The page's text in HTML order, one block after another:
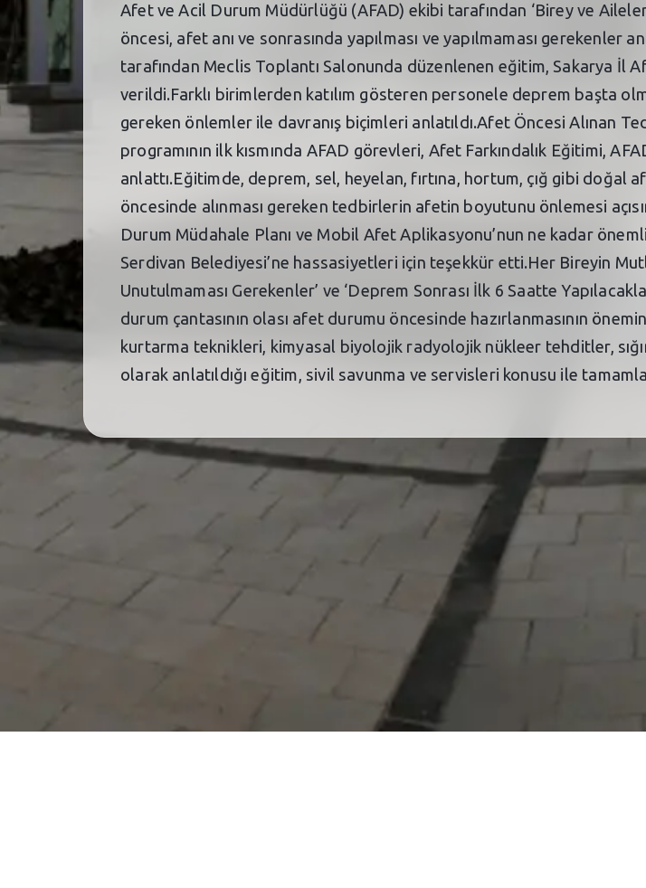
Afet ve Acil Durum Müdürlüğü (AFAD) ekibi tarafından ‘Birey ve
öncesi, afet anı ve sonrasında yapılması ve yapılmaması gerekenler
tarafından Meclis Toplantı Salonunda düzenlenen eğitim, Sakarya İl
verildi.Farklı birimlerden katılım gösteren personele deprem başta
gereken önlemler ile davranış biçimleri anlatıldı.Afet Öncesi Alınan
programının ilk kısmında AFAD görevleri, Afet Farkındalık Eğitimi,
anlattı.Eğitimde, deprem, sel, heyelan, fırtına, hortum, çığ gibi
öncesinde alınması gereken tedbirlerin afetin boyutunu önlemesi
Durum Müdahale Planı ve Mobil Afet Aplikasyonu’nun ne kadar
Serdivan Belediyesi’ne hassasiyetleri için teşekkür etti.Her Bireyin
Unutulmaması Gerekenler’ ve ‘Deprem Sonrası İlk 6 Saatte
durum çantasının olası afet durumu öncesinde hazırlanmasının
kurtarma teknikleri, kimyasal biyolojik radyolojik nükleer tehditler,
olarak anlatıldığı eğitim, sivil savunma ve servisleri konusu ile